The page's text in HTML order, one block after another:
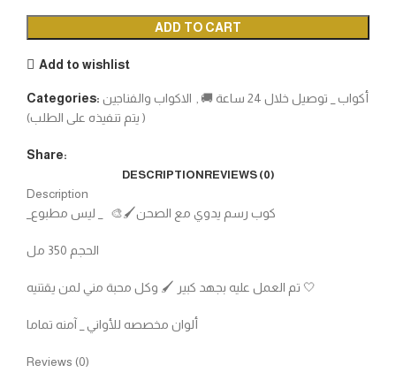
ADD TO CART
Add to wishlist
Categories: أكواب _ توصيل خلال 24 ساعة 🚚 , الاكواب والفناجين
( يتم تنفيذه على الطلب)
Share:
DESCRIPTIONREVIEWS (0)
Description
_كوب رسم يدوي مع الصحن🖌🎨 _ ليس مطبوع
الحجم 350 مل
تم العمل عليه بجهد كبير 🖌 وكل محبة مني لمن يقتنيه 🤍
ألوان مخصصه للأواني _ آمنه تماما
Reviews (0)